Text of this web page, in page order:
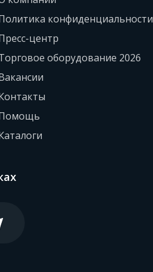
конфиденциальности
центр
оборудование 2026